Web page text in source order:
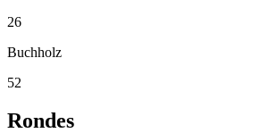
26
Buchholz
52
Rondes